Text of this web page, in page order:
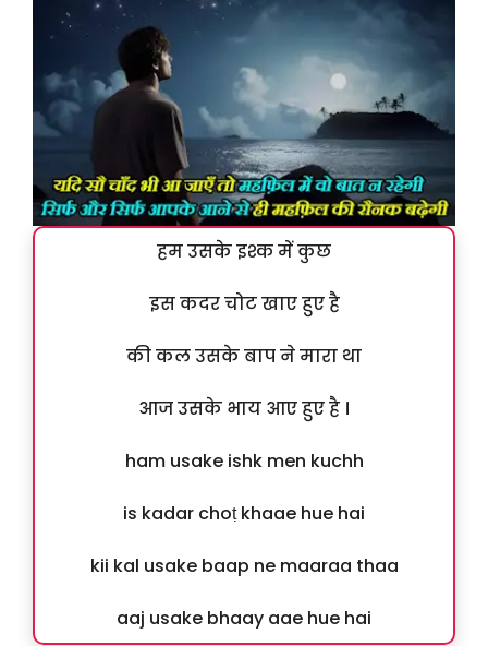
हम उसके इश्क में कुछ
इस कदर चोट खाए हुए है
की कल उसके बाप ने मारा था
आज उसके भाय आए हुए है ।
ham usake ishk men kuchh
is kadar choṭ khaae hue hai
kii kal usake baap ne maaraa thaa
aaj usake bhaay aae hue hai